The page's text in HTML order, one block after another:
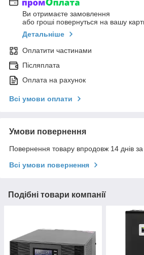
Ви отримаєте замовлення
або гроші повернуться на вашу
Детальніше
Оплатити частинами
Післяплата
Оплата на рахунок
Всі умови оплати
Умови повернення
Повернення товару впродовж 14 днів
Всі умови повернення
Подібні товари компанії